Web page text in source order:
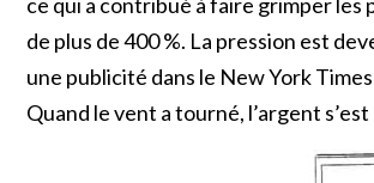
de plus de 400 %. La pression est
une publicité dans le New York
Quand le vent a tourné, l’argent